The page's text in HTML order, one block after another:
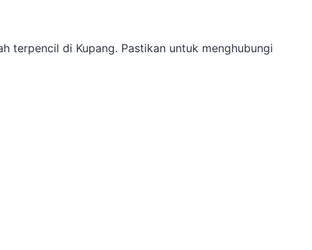
terpencil di Kupang. Pastikan untuk menghubungi